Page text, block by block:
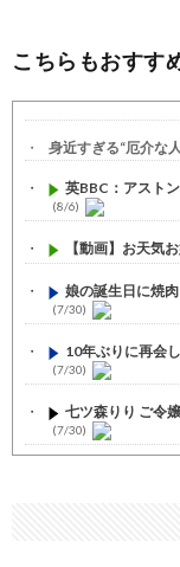
こちらもおすす
身近すぎる“厄介な
英BBC：アスト
(8/6)
【動画】お天気
娘の誕生日に焼
(7/30)
10年ぶりに再会
(7/30)
七ツ森りり ご令
(7/30)
すまん熊本やが